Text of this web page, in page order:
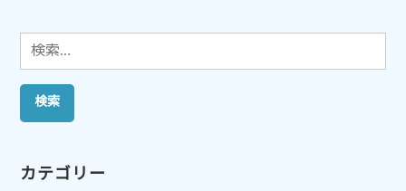
検
索:
カテゴリー